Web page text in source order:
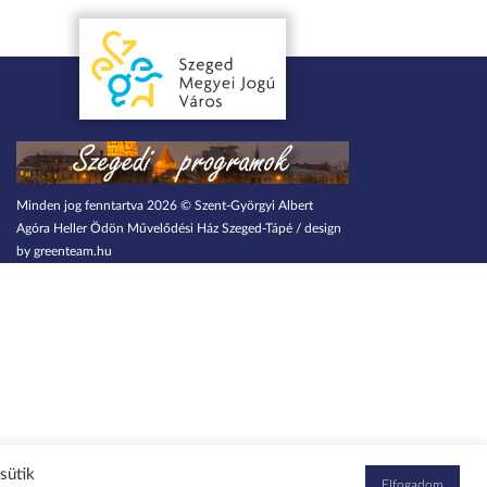
Minden jog fenntartva 2026 © Szent-Györgyi Albert
Agóra Heller Ödön Művelődési Ház Szeged-Tápé / design
by greenteam.hu
Elfogadom